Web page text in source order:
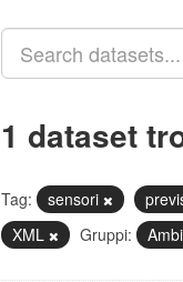
1 dataset
Tag: sensori
XML
Gruppi: